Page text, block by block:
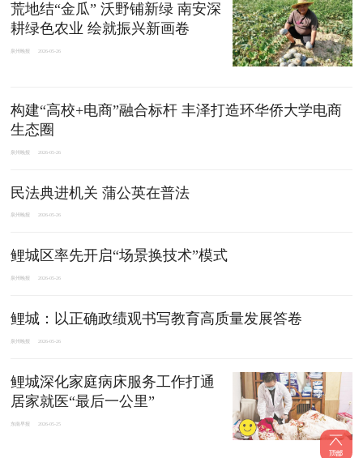
荒地结“金瓜” 沃野铺新绿 南安深
耕绿色农业 绘就振兴新画卷
泉州晚报 2026-05-26
构建“高校+电商”融合标杆 丰泽打造环华侨大学电商
生态圈
泉州晚报 2026-05-26
民法典进机关 蒲公英在普法
泉州晚报 2026-05-26
鲤城区率先开启“场景换技术”模式
泉州晚报 2026-05-26
鲤城：以正确政绩观书写教育高质量发展答卷
泉州晚报 2026-05-26
鲤城深化家庭病床服务工作打通
居家就医“最后一公里”
东南早报 2026-05-25